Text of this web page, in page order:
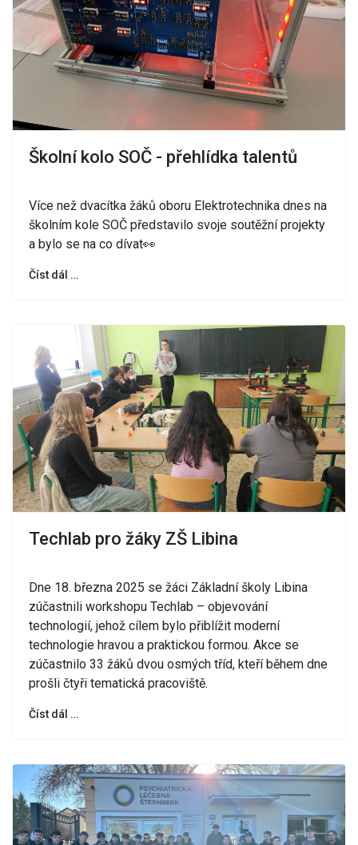
Školní kolo SOČ - přehlídka talentů
Více než dvacítka žáků oboru Elektrotechnika dnes na
školním kole SOČ představilo svoje soutěžní projekty
a bylo se na co dívat👀
Číst dál …
Techlab pro žáky ZŠ Libina
Dne 18. března 2025 se žáci Základní školy Libina
zúčastnili workshopu Techlab – objevování
technologií, jehož cílem bylo přiblížit moderní
technologie hravou a praktickou formou. Akce se
zúčastnilo 33 žáků dvou osmých tříd, kteří během dne
prošli čtyři tematická pracoviště.
Číst dál …